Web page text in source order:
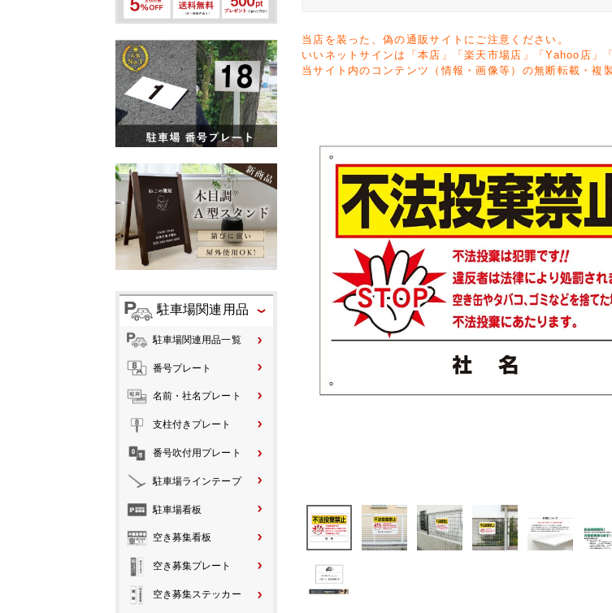
駐車場関連用品
駐車場関連用品一覧
番号プレート
名前・社名プレート
支柱付きプレート
番号吹付用プレート
駐車場ラインテープ
駐車場看板
空き募集看板
空き募集プレート
空き募集ステッカー
当店を装った、偽の通販サイトにご注意ください。
いいネットサインは「本店」「楽天市場店」「Yahoo店」
当サイト内のコンテンツ（情報・画像等）の無断転載・複